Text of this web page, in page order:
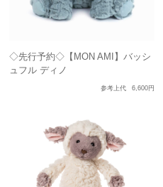
◇先行予約◇【MON AMI】バッシ
ュフル ディノ
参考上代 6,600円